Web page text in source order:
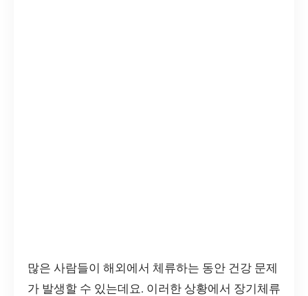
많은 사람들이 해외에서 체류하는 동안 건강 문제
가 발생할 수 있는데요. 이러한 상황에서 장기체류